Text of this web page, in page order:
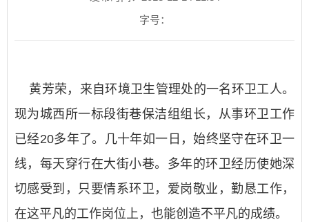
字号：
黄芳荣，来自环境卫生管理处的一名环卫工人。
现为城西所一标段街巷保洁组组长，从事环卫工作
已经20多年了。几十年如一日，始终坚守在环卫一
线，每天穿行在大街小巷。多年的环卫经历使她深
切感受到，只要情系环卫，爱岗敬业，勤恳工作，
在这平凡的工作岗位上，也能创造不平凡的成绩。